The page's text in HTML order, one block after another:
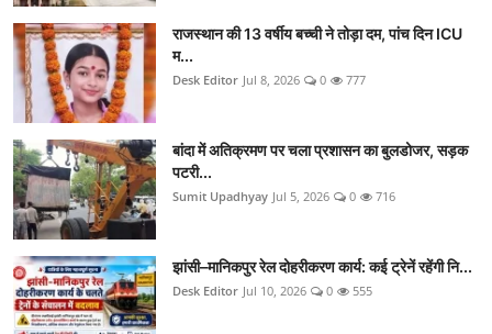
राजस्थान की 13 वर्षीय बच्ची ने तोड़ा दम, पांच दिन ICU
म...
Desk Editor Jul 8, 2026 0 777
बांदा में अतिक्रमण पर चला प्रशासन का बुलडोजर, सड़क
पटरी...
Sumit Upadhyay Jul 5, 2026 0 716
झांसी–मानिकपुर रेल दोहरीकरण कार्य: कई ट्रेनें रहेंगी नि...
Desk Editor Jul 10, 2026 0 555